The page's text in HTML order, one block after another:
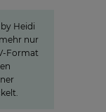
Heidi
nur
Format